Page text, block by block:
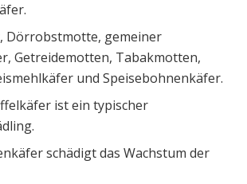
Dörrobstmotte, gemeiner
Getreidemotten, Tabakmotten,
und Speisebohnenkäfer.
ist ein typischer
schädigt das Wachstum der